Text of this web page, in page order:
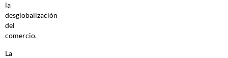
la
desglobalización
del
comercio.
La